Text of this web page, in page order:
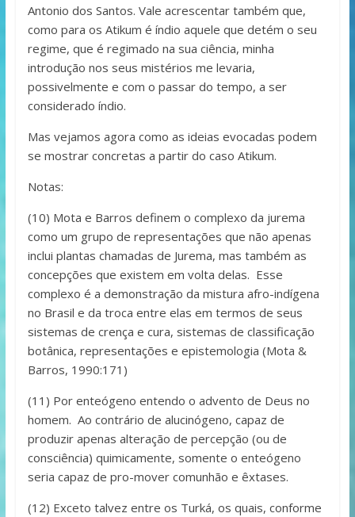
Antonio dos Santos. Vale acrescentar também que,
como para os Atikum é índio aquele que detém o seu
regime, que é regimado na sua ciência, minha
introdução nos seus mistérios me levaria,
possivelmente e com o passar do tempo, a ser
considerado índio.
Mas vejamos agora como as ideias evocadas podem
se mostrar concretas a partir do caso Atikum.
Notas:
(10) Mota e Barros definem o complexo da jurema
como um grupo de representações que não apenas
inclui plantas chamadas de Jurema, mas também as
concepções que existem em volta delas. Esse
complexo é a demonstração da mistura afro-indígena
no Brasil e da troca entre elas em termos de seus
sistemas de crença e cura, sistemas de classificação
botânica, representações e epistemologia (Mota &
Barros, 1990:171)
(11) Por enteógeno entendo o advento de Deus no
homem. Ao contrário de alucinógeno, capaz de
produzir apenas alteração de percepção (ou de
consciência) quimicamente, somente o enteógeno
seria capaz de pro-mover comunhão e êxtases.
(12) Exceto talvez entre os Turká, os quais, conforme